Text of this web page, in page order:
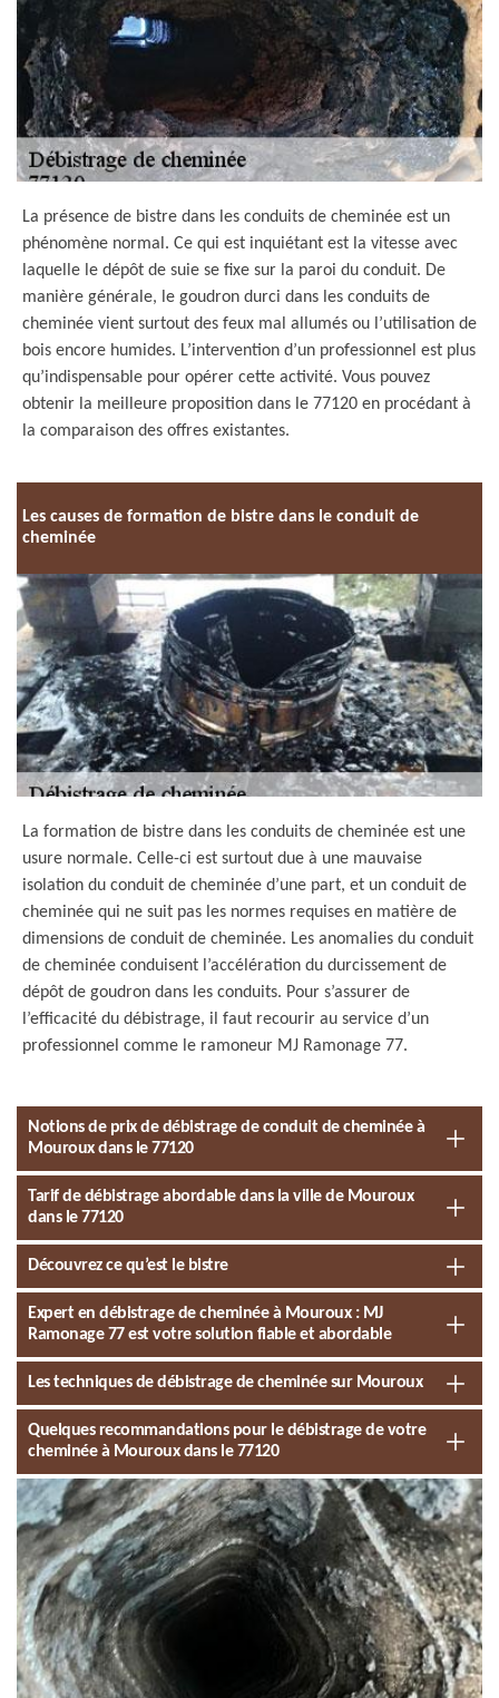
La présence de bistre dans les conduits de cheminée est un
phénomène normal. Ce qui est inquiétant est la vitesse avec
laquelle le dépôt de suie se fixe sur la paroi du conduit. De
manière générale, le goudron durci dans les conduits de
cheminée vient surtout des feux mal allumés ou l’utilisation de
bois encore humides. L’intervention d’un professionnel est plus
qu’indispensable pour opérer cette activité. Vous pouvez
obtenir la meilleure proposition dans le 77120 en procédant à
la comparaison des offres existantes.
Les causes de formation de bistre dans le conduit de
cheminée
La formation de bistre dans les conduits de cheminée est une
usure normale. Celle-ci est surtout due à une mauvaise
isolation du conduit de cheminée d’une part, et un conduit de
cheminée qui ne suit pas les normes requises en matière de
dimensions de conduit de cheminée. Les anomalies du conduit
de cheminée conduisent l’accélération du durcissement de
dépôt de goudron dans les conduits. Pour s’assurer de
l’efficacité du débistrage, il faut recourir au service d’un
professionnel comme le ramoneur MJ Ramonage 77.
Notions de prix de débistrage de conduit de cheminée à
Mouroux dans le 77120
Tarif de débistrage abordable dans la ville de Mouroux
dans le 77120
Découvrez ce qu’est le bistre
Expert en débistrage de cheminée à Mouroux : MJ
Ramonage 77 est votre solution fiable et abordable
Les techniques de débistrage de cheminée sur Mouroux
Quelques recommandations pour le débistrage de votre
cheminée à Mouroux dans le 77120